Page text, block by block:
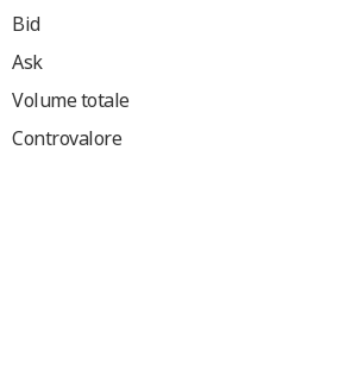
Bid
Ask
Volume totale
Controvalore